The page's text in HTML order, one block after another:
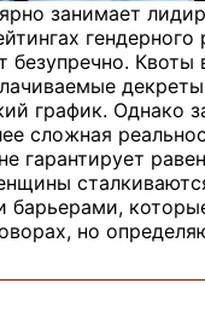
занимает
гендерного
безупречно. Квоты
график. Однако
сложная
гарантирует
барьерами,
но